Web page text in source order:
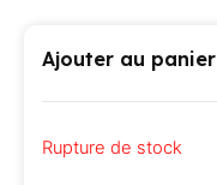
Ajouter au panier
Rupture de stock